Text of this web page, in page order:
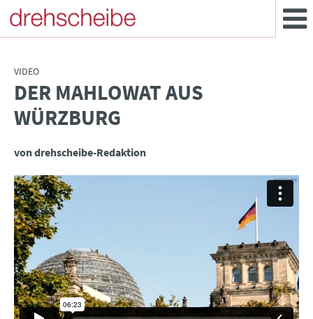
VIDEO
:DER MAHLOWAT AUS
WÜRZBURG
von drehscheibe-Redaktion